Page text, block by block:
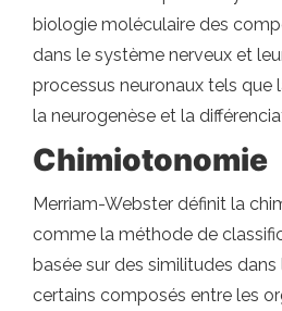
biologie moléculaire des
dans le système nerveux et
processus neuronaux tels que
la neurogenèse et la
Chimiotonomie
Merriam-Webster définit la
comme la méthode de
basée sur des similitudes
certains composés entre les